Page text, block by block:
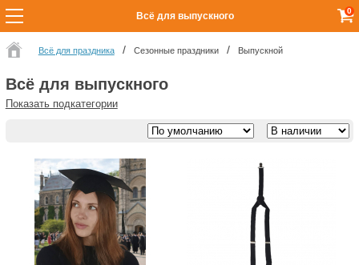
Всё для праздника Сезонные праздники Выпускной
Всё для выпускного
Показать подкатегории
Всё для выпускного 0